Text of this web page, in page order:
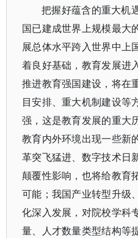
把握好蕴含的重大机
国已建成世界上规模最大
展总体水平跨入世界中上
着良好基础，教育发展进
推进教育强国建设，将在
目安排、重大机制建设等
强，这是教育发展的重大
教育内外环境出现一些新
革突飞猛进、数字技术日
颠覆性影响，也将给教育
可能；我国产业转型升级
化深入发展，对院校学科
量、人才数量类型结构等